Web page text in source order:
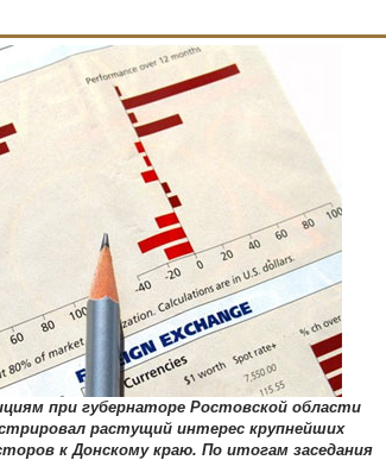
при губернаторе Ростовской области
растущий интерес крупнейших
к Донскому краю. По итогам заседания